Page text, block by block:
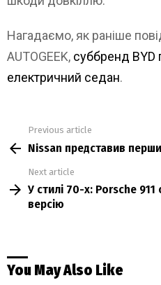
Нагадаємо, як раніше
AUTOGEEK, суббренд BYD
електричний седан.
more
Previous article
Nissan представив
Next article
У стилі 70-х: Porsche
версію
You May Also Like